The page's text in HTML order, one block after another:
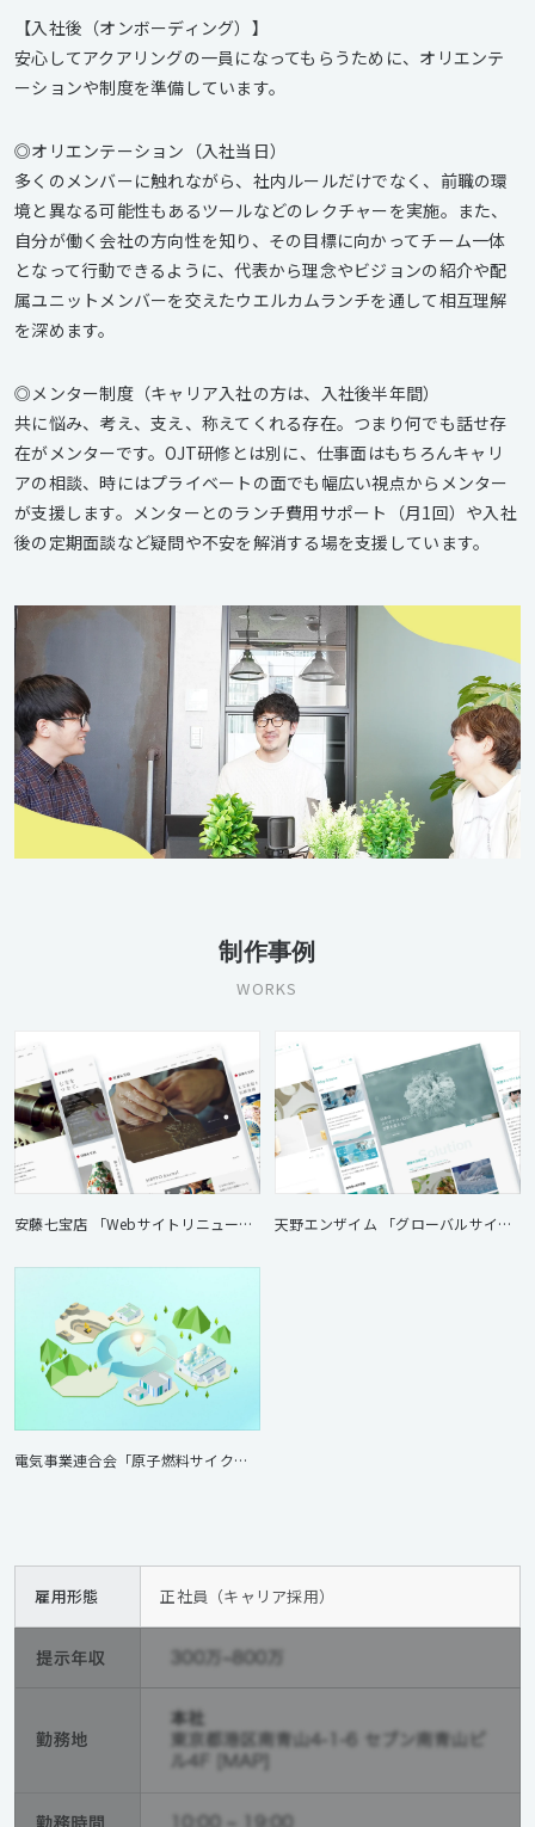
【入社後（オンボーディング）】
安心してアクアリングの一員になってもらうために、オリエンテ
ーションや制度を準備しています。
◎オリエンテーション（入社当日）
多くのメンバーに触れながら、社内ルールだけでなく、前職の環
境と異なる可能性もあるツールなどのレクチャーを実施。また、
自分が働く会社の方向性を知り、その目標に向かってチーム一体
となって行動できるように、代表から理念やビジョンの紹介や配
属ユニットメンバーを交えたウエルカムランチを通して相互理解
を深めます。
◎メンター制度（キャリア入社の方は、入社後半年間）
共に悩み、考え、支え、称えてくれる存在。つまり何でも話せ存
在がメンターです。OJT研修とは別に、仕事面はもちろんキャリ
アの相談、時にはプライベートの面でも幅広い視点からメンター
が支援します。メンターとのランチ費用サポート（月1回）や入社
後の定期面談など疑問や不安を解消する場を支援しています。
制作事例
WORKS
安藤七宝店 「Webサイトリニューアル」 天野エンザイム 「グローバルサイトリニューアル」
電気事業連合会「原子燃料サイクルポータルサイト」
雇用形態 正社員（キャリア採用）